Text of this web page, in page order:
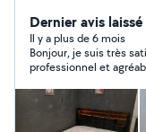
Dernier avis
Il y a plus de 6 mois
Bonjour, je suis très
professionnel et